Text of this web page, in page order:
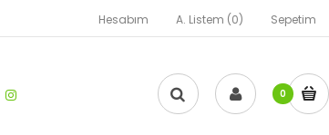
Hesabım A. Listem (0) Sepetim
0